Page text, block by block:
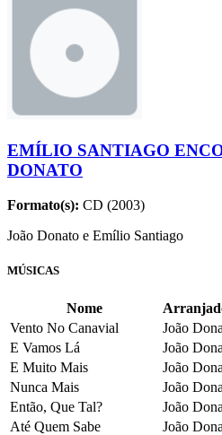
EMÍLIO SANTIAGO
DONATO
Formato(s): CD (2003)
João Donato e Emílio Santiago
MÚSICAS
Nome
Vento No Canavial
João
E Vamos Lá
João
E Muito Mais
João
Nunca Mais
João
Então, Que Tal?
João
Até Quem Sabe
João